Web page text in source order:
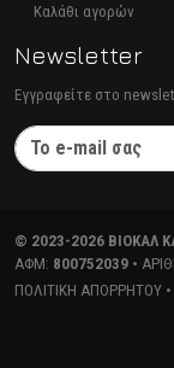
Καλάθι αγορών
Newsletter
Εγγραφείτε στο
© 2023-2026 ΒΙΟΚΑΛ
ΑΦΜ: 800752039 •
ΠΟΛΙΤΙΚΉ ΑΠΟΡΡΉΤΟΥ •